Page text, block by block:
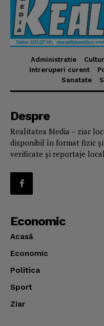
Administratie
Intreruperi curent
Sanatate
Despre
Realitatea Media – ziar
disponibil în format fizic
verificate și reportaje
Economic
Acasă
Economic
Politica
Sport
Ziar